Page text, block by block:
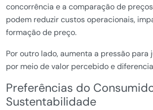
concorrência e a comparação de
podem reduzir custos operacionais,
formação de preço.
Por outro lado, aumenta a pressão
por meio de valor percebido e
Preferências do
Sustentabilidade